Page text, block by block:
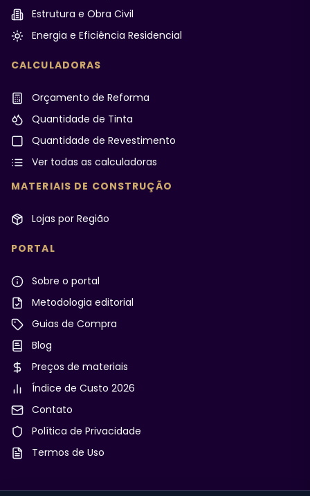
Estrutura e Obra Civil
Energia e Eficiência Residencial
CALCULADORAS
Orçamento de Reforma
Quantidade de Tinta
Quantidade de Revestimento
Ver todas as calculadoras
MATERIAIS DE CONSTRUÇÃO
Lojas por Região
PORTAL
Sobre o portal
Metodologia editorial
Guias de Compra
Blog
Preços de materiais
Índice de Custo 2026
Contato
Política de Privacidade
Termos de Uso